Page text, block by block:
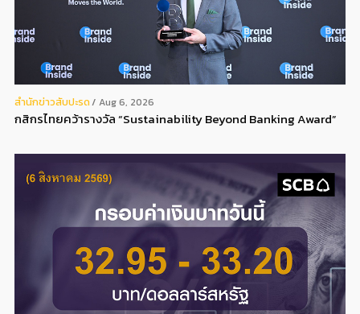
สํานักข่าวสับปะรด Aug 6, 2026
กสิกรไทยคว้ารางวัล “Sustainability Beyond Banking Award”